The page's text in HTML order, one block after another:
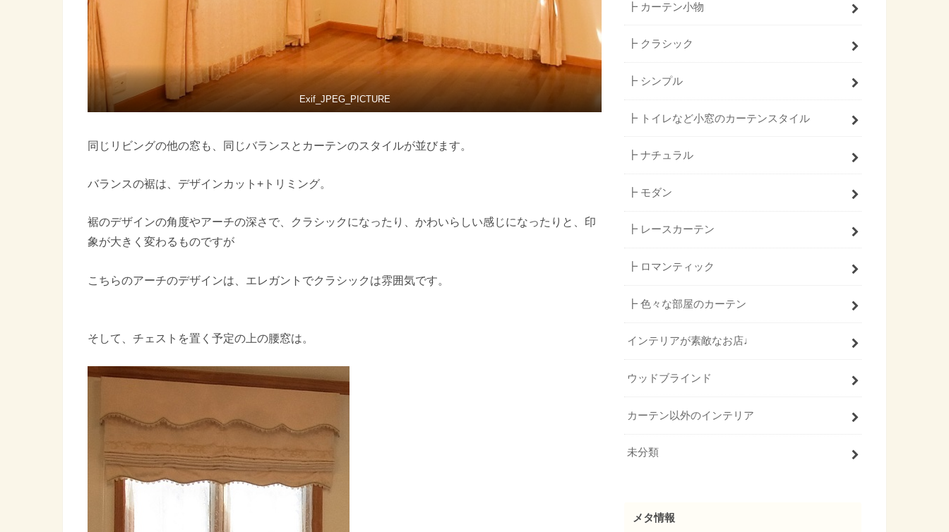
Exif_JPEG_PICTURE
同じリビングの他の窓も、同じバランスとカーテンのスタイルが並びます。
バランスの裾は、デザインカット+トリミング。
裾のデザインの角度やアーチの深さで、クラシックになったり、かわいらしい感じになったりと、印
象が大きく変わるものですが
こちらのアーチのデザインは、エレガントでクラシックは雰囲気です。
そして、チェストを置く予定の上の腰窓は。
┣ カーテン小物
┣ クラシック
┣ シンプル
┣ トイレなど小窓のカーテンスタイル
┣ ナチュラル
┣ モダン
┣ レースカーテン
┣ ロマンティック
┣ 色々な部屋のカーテン
インテリアが素敵なお店♩
ウッドブラインド
カーテン以外のインテリア
未分類
メタ情報